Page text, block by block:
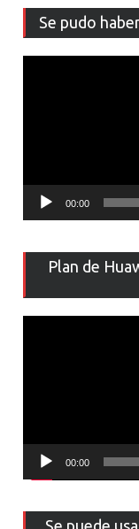
Se pudo
00:00
Plan de
00:00